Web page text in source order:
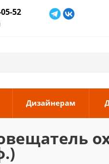
52
Дизайнерам